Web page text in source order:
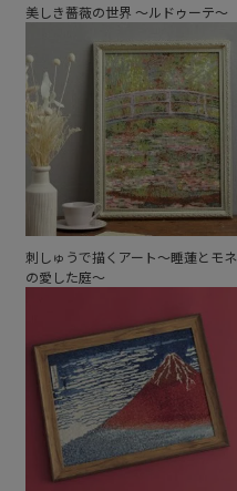
美しき薔薇の世界 ～ルドゥーテ～
刺しゅうで描くアート～睡蓮とモネ
の愛した庭～